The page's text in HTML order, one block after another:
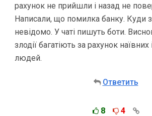
рахунок не прийшли і назад не
Написали, що помилка банку. Куди
невідомо. У чаті пишуть боти.
злодії багатіють за рахунок
людей.
Ответить
8 4